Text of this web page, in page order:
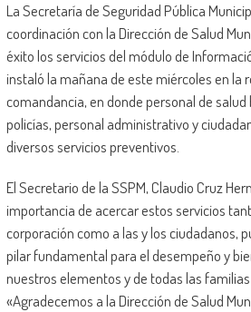
La Secretaría de Seguridad Pública
coordinación con la Dirección de Salud
éxito los servicios del módulo de
instaló la mañana de este miércoles en la
comandancia, en donde personal de
policías, personal administrativo y
diversos servicios preventivos.
El Secretario de la SSPM, Claudio Cruz
importancia de acercar estos servicios
corporación como a las y los ciudadanos,
pilar fundamental para el desempeño y
nuestros elementos y de todas las
«Agradecemos a la Dirección de Salud